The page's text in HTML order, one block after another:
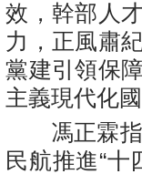
效，幹部人
力，正風肅
黨建引領保
主義現代化
馮正霖指
民航推進“